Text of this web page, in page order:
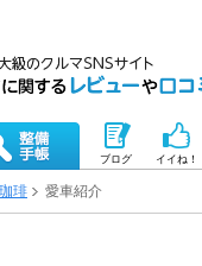
ブログ イイね！
珈琲 愛車紹介